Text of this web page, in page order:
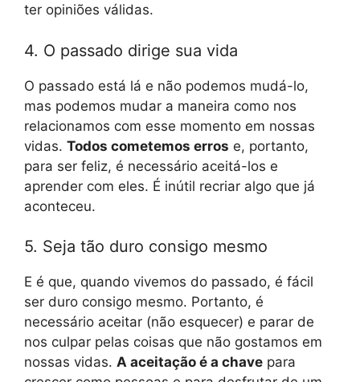
ter opiniões válidas.
4. O passado dirige sua vida
O passado está lá e não podemos mudá-lo,
mas podemos mudar a maneira como nos
relacionamos com esse momento em nossas
vidas. Todos cometemos erros e, portanto,
para ser feliz, é necessário aceitá-los e
aprender com eles. É inútil recriar algo que já
aconteceu.
5. Seja tão duro consigo mesmo
E é que, quando vivemos do passado, é fácil
ser duro consigo mesmo. Portanto, é
necessário aceitar (não esquecer) e parar de
nos culpar pelas coisas que não gostamos em
nossas vidas. A aceitação é a chave para